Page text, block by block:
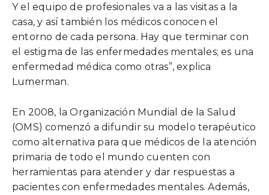
Y el equipo de profesionales va a las visitas a la
casa, y así también los médicos conocen el
entorno de cada persona. Hay que terminar con
el estigma de las enfermedades mentales; es una
enfermedad médica como otras”, explica
Lumerman.
En 2008, la Organización Mundial de la Salud
(OMS) comenzó a difundir su modelo terapéutico
como alternativa para que médicos de la atención
primaria de todo el mundo cuenten con
herramientas para atender y dar respuestas a
pacientes con enfermedades mentales. Además,